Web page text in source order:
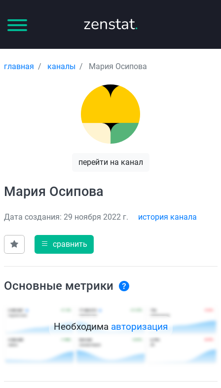
zenstat.
главная каналы Мария Осипова
перейти на канал
Мария Осипова
Дата создания: 29 ноября 2022 г. история канала
сравнить
Основные метрики
Необходима авторизация